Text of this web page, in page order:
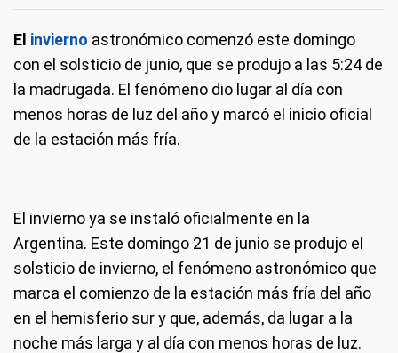
El invierno astronómico comenzó este domingo
con el solsticio de junio, que se produjo a las 5:24 de
la madrugada. El fenómeno dio lugar al día con
menos horas de luz del año y marcó el inicio oficial
de la estación más fría.
El invierno ya se instaló oficialmente en la
Argentina. Este domingo 21 de junio se produjo el
solsticio de invierno, el fenómeno astronómico que
marca el comienzo de la estación más fría del año
en el hemisferio sur y que, además, da lugar a la
noche más larga y al día con menos horas de luz.